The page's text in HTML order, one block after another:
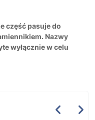
część pasuje do
Nazwy
wyłącznie w celu